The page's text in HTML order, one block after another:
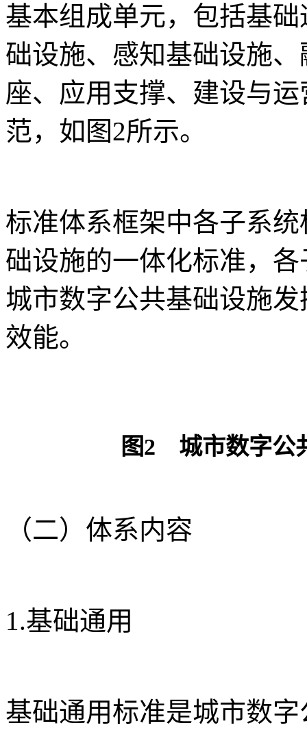
基本组成单元，包括基
础设施、感知基础设施
座、应用支撑、建设与
范，如图2所示。
标准体系框架中各子系
础设施的一体化标准，
城市数字公共基础设施
效能。
图2 城市数字公
（二）体系内容
1.基础通用
基础通用标准是城市数